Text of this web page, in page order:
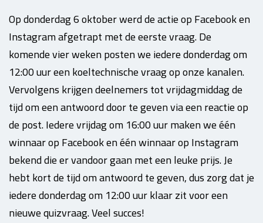
Op donderdag 6 oktober werd de actie op Facebook en
Instagram afgetrapt met de eerste vraag. De
komende vier weken posten we iedere donderdag om
12:00 uur een koeltechnische vraag op onze kanalen.
Vervolgens krijgen deelnemers tot vrijdagmiddag de
tijd om een antwoord door te geven via een reactie op
de post. Iedere vrijdag om 16:00 uur maken we één
winnaar op Facebook en één winnaar op Instagram
bekend die er vandoor gaan met een leuke prijs. Je
hebt kort de tijd om antwoord te geven, dus zorg dat je
iedere donderdag om 12:00 uur klaar zit voor een
nieuwe quizvraag. Veel succes!